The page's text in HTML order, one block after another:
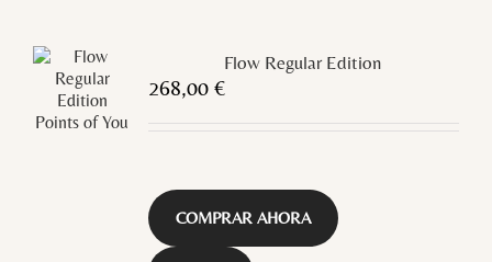
Flow Regular Edition
268,00 €
COMPRAR AHORA